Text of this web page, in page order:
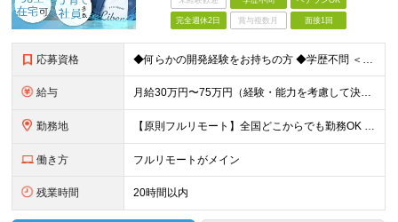
完全週休2日 賞与複数月 面接1回
応募資格 ◆何らかの開発経験をお持ちの方 ◆学歴不問 ＜特に歓迎する方＞ ◎リーダー経験・PM経験のある方（優遇します） ◎フルリモートでも自律的に動ける方 ◎自社サービスや受託開発にゆくゆく携わりたい方 ◎
給与 月給30万円〜75万円（経験・能力を考慮して決定） ※固定残業代20時間分（4.0〜10.2万円）含む／超過分は全額支給 ※経験・スキルを考慮のうえ決定いたします ※6ヶ月の試用期間あり。期間中の待遇
勤務地 【原則フルリモート】全国どこからでも勤務OK ※希望に応じてオフィス勤務も可能 ■本社（湘南本社） 神奈川県藤沢市辻堂神台2-2-1 アイクロス湘南8階 └JR東海道線「辻堂駅」徒歩3分 ■東北支
働き方 フルリモートがメイン
残業時間 20時間以内